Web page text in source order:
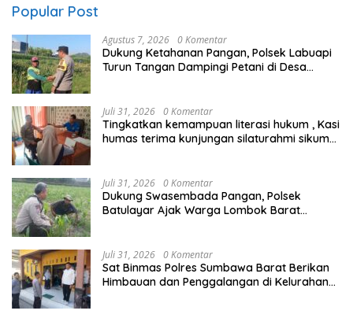
Popular Post
Agustus 7, 2026 0 Komentar
Dukung Ketahanan Pangan, Polsek Labuapi
Turun Tangan Dampingi Petani di Desa
Juli 31, 2026 0 Komentar
Tingkatkan kemampuan literasi hukum , Kasi
humas terima kunjungan silaturahmi sikum
Juli 31, 2026 0 Komentar
Dukung Swasembada Pangan, Polsek
Batulayar Ajak Warga Lombok Barat
Juli 31, 2026 0 Komentar
Sat Binmas Polres Sumbawa Barat Berikan
Himbauan dan Penggalangan di Kelurahan